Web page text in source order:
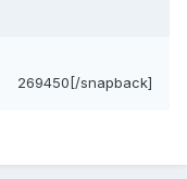
269450[/snapback]